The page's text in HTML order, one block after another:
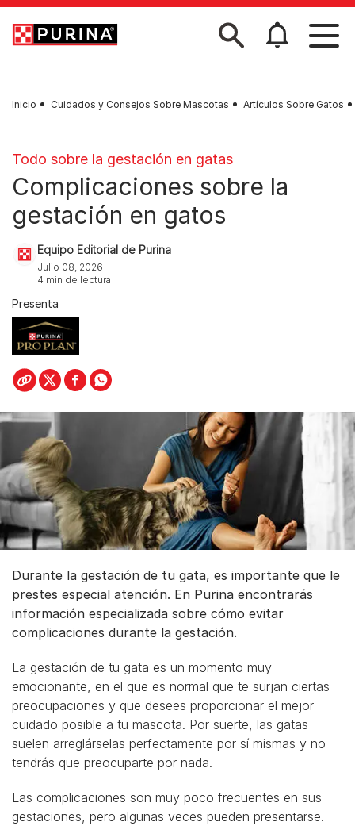
Skip to main content
Inicio Cuidados y Consejos Sobre Mascotas Artículos Sobre Gatos
Todo sobre la gestación en gatas
Complicaciones sobre la
gestación en gatos
Equipo Editorial de Purina
Julio 08, 2026
4 min de lectura
Presenta
Durante la gestación de tu gata, es importante que le
prestes especial atención. En Purina encontrarás
información especializada sobre cómo evitar
complicaciones durante la gestación.
La gestación de tu gata es un momento muy
emocionante, en el que es normal que te surjan ciertas
preocupaciones y que desees proporcionar el mejor
cuidado posible a tu mascota. Por suerte, las gatas
suelen arreglárselas perfectamente por sí mismas y no
tendrás que preocuparte por nada.
Las complicaciones son muy poco frecuentes en sus
gestaciones, pero algunas veces pueden presentarse.